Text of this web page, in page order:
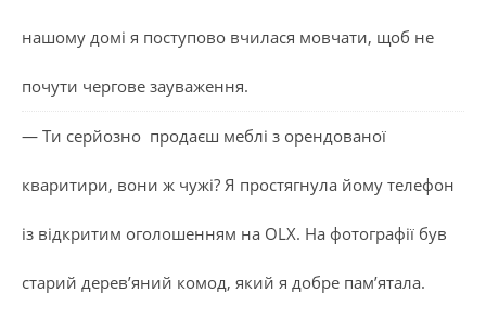
нашому домі я поступово вчилася мовчати, щоб не
почути чергове зауваження.
— Ти серйозно продаєш меблі з орендованої
кваритири, вони ж чужі? Я простягнула йому телефон
із відкритим оголошенням на OLX. На фотографії був
старий дерев’яний комод, який я добре пам’ятала.